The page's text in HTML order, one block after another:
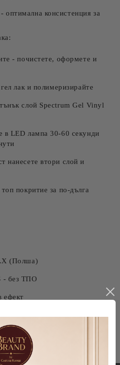
- оптимална консистенция за
- почистете, оформете и
лак и полимеризирайте
слой Spectrum Gel Vinyl
в LED лампа 30-60 секунди
нанесете втори слой и
покритие за по-дълга
(Полша)
- без ТПО
ефект